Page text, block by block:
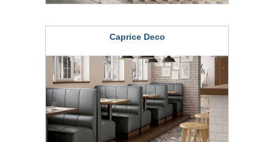
Caprice Deco